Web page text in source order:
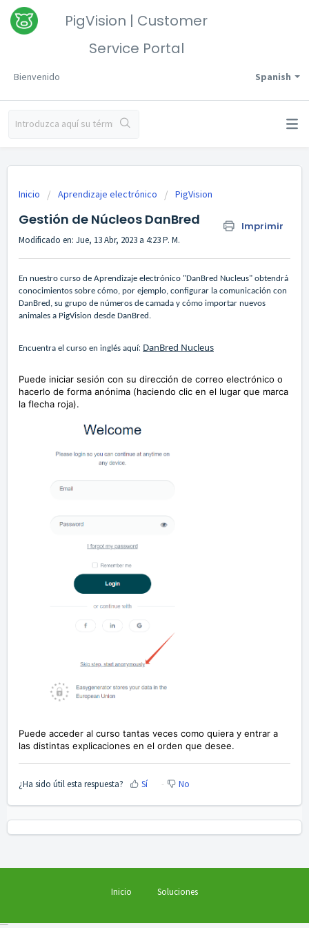
PigVision | Customer
Service Portal
Spanish
Bienvenido
Inicio Aprendizaje electrónico PigVision
Gestión de Núcleos DanBred Imprimir
Modificado en: Jue, 13 Abr, 2023 a 4:23 P. M.
En nuestro curso de Aprendizaje electrónico "DanBred Nucleus" obtendrá
conocimientos sobre cómo, por ejemplo, configurar la comunicación con
DanBred, su grupo de números de camada y cómo importar nuevos
animales a PigVision desde DanBred.
Encuentra el curso en inglés aquí: DanBred Nucleus
Puede iniciar sesión con su dirección de correo electrónico o
hacerlo de forma anónima (haciendo clic en el lugar que marca
la flecha roja).
Puede acceder al curso tantas veces como quiera y entrar a
las distintas explicaciones en el orden que desee.
¿Ha sido útil esta respuesta? Sí No
Inicio Soluciones